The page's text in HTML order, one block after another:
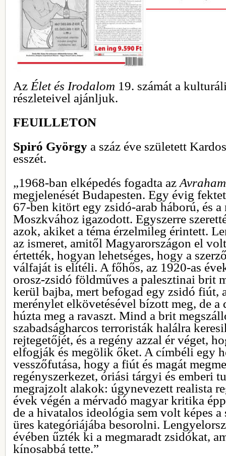
Az Élet és Irodalom 19. számát a
részleteivel ajánljuk.
FEUILLETON
Spiró György a száz éve született
esszét.
„1968-ban elképedés fogadta az
megjelenését Budapesten. Egy évig
67-ben kitört egy zsidó-arab háború, és
Moszkvához igazodott. Egyszerre
azok, akiket a téma érzelmileg érintett.
az ismeret, amitől Magyarországon el
értették, hogyan lehetséges, hogy a
válfaját is elítéli. A főhős, az 1920-as
orosz-zsidó földműves a palesztinai brit
kerül bajba, mert befogad egy zsidó fiút,
merénylet elkövetésével bízott meg, de
húzta meg a ravaszt. Mind a brit
szabadságharcos terroristák halálra
rejtegetőjét, és a regény azzal ér véget,
elfogják és megölik őket. A címbéli egy
vesszőfutása, hogy a fiút és magát
regényszerkezet, óriási tárgyi és emberi
megrajzolt alakok: úgynevezett realista
évek végén a mérvadó magyar kritika
de a hivatalos ideológia sem volt képes
üres kategóriájába besorolni.
évében űzték ki a megmaradt zsidókat,
kínosabbá tette.”